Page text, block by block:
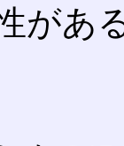
があ